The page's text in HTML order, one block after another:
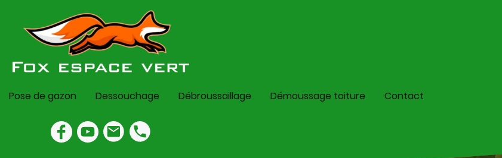
Pose de gazon Dessouchage Débroussaillage Démoussage toiture Contact